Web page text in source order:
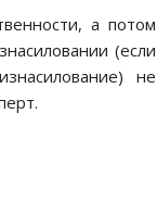
а потом
(если
не